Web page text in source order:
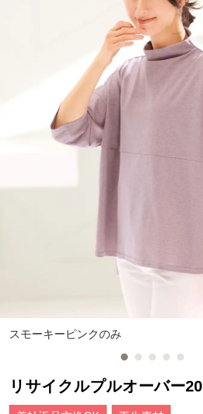
スモーキーピンクのみ
リサイクルプルオーバー20